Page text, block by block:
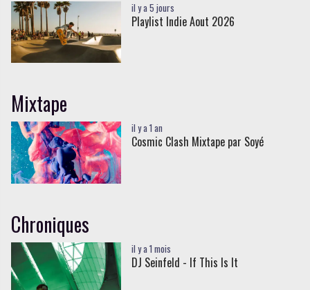
il y a 5 jours
Playlist Indie Aout 2026
Mixtape
il y a 1 an
Cosmic Clash Mixtape par Soyé
Chroniques
il y a 1 mois
DJ Seinfeld - If This Is It